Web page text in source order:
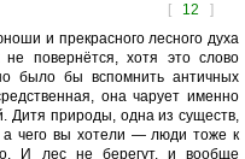
[ 12 ]
и прекрасного лесного духа
повернётся, хотя это слово
было бы вспомнить античных
она чарует именно
Дитя природы, одна из существ,
чего вы хотели — люди тоже к
И лес не берегут, и вообще